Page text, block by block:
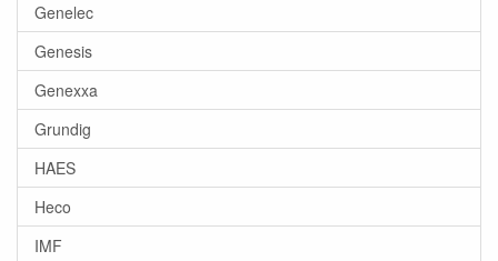
Genelec
Genesis
Genexxa
Grundig
HAES
Heco
IMF